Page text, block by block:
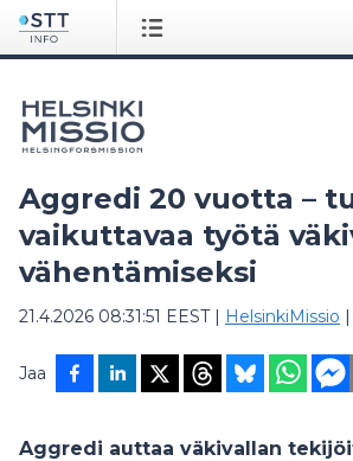
Aggredi 20 vuotta –
vaikuttavaa työtä
vähentämiseksi
21.4.2026 08:31:51 EEST| HelsinkiMissio |
Jaa
Aggredi auttaa väkivallan